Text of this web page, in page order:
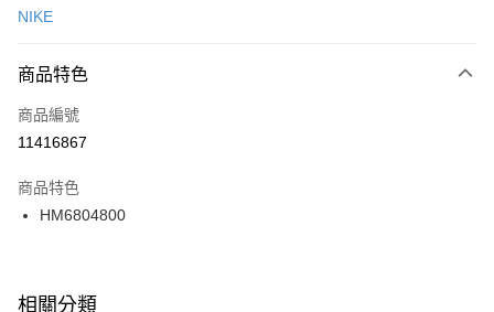
便利好安心！
３．安心：先確認商品／服務後，再付款。
【「AFTEE先享後付」結帳流程】
１．於結帳方式選擇「AFTEE先享後付」後，將跳轉至「AFTEE先享後付」
２．訂單成立數日內，您將收到繳費通知簡訊。
３．收到繳費通知簡訊後14天內，點擊此簡訊中的連結，可透過四大超商／
ATM／網路銀行／等多元方式進行付款，方視為交易完成。
※ 交易是否成功請以「AFTEE先享後付 」之結帳頁面顯示為準，若有關於
運送方式
每筆NT$100，滿NT$1,500(含以上)免運費
宅配
每筆NT$100，滿NT$1,500(含以上)免運費
付款後門市自取
每筆NT$100，滿NT$1,500(含以上)免運費
NIKE
商品特色
商品編號
11416867
商品特色
HM6804800
相關分類